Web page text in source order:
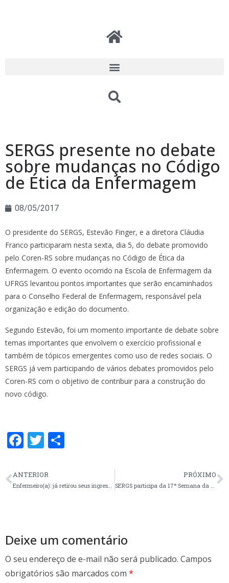
SERGS presente no debate
sobre mudanças no Código
de Ética da Enfermagem
08/05/2017
O presidente do SERGS, Estevão Finger, e a diretora Cláudia
Franco participaram nesta sexta, dia 5, do debate promovido
pelo Coren-RS sobre mudanças no Código de Ética da
Enfermagem. O evento ocorrido na Escola de Enfermagem da
UFRGS levantou pontos importantes que serão encaminhados
para o Conselho Federal de Enfermagem, responsável pela
organização e edição do documento.
Segundo Estevão, foi um momento importante de debate sobre
temas importantes que envolvem o exercício profissional e
também de tópicos emergentes como uso de redes sociais. O
SERGS já vem participando de vários debates promovidos pelo
Coren-RS com o objetivo de contribuir para a construção do
novo código.
F
ac
e
b
k
T
w
itt
er e
ANTERIOR PRÓXIMO
Deixe um comentário
O seu endereço de e-mail não será publicado. Campos
obrigatórios são marcados com *